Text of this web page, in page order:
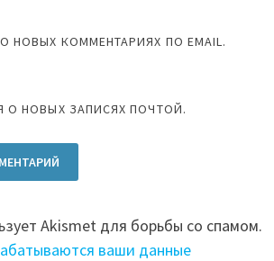
НОВЫХ КОММЕНТАРИЯХ ПО EMAIL.
О НОВЫХ ЗАПИСЯХ ПОЧТОЙ.
Akismet для борьбы со спамом.
ваши данные